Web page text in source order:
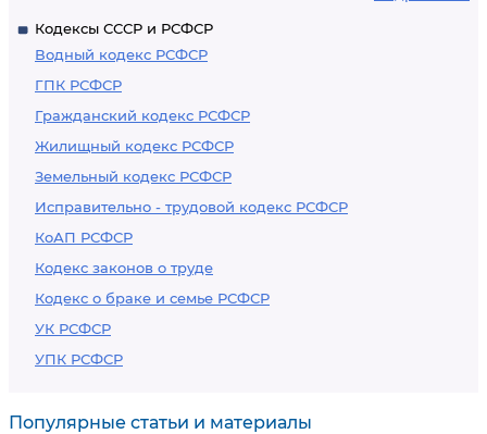
Кодексы СССР и РСФСР
Водный кодекс РСФСР
ГПК РСФСР
Гражданский кодекс РСФСР
Жилищный кодекс РСФСР
Земельный кодекс РСФСР
Исправительно - трудовой кодекс РСФСР
КоАП РСФСР
Кодекс законов о труде
Кодекс о браке и семье РСФСР
УК РСФСР
УПК РСФСР
Популярные статьи и материалы